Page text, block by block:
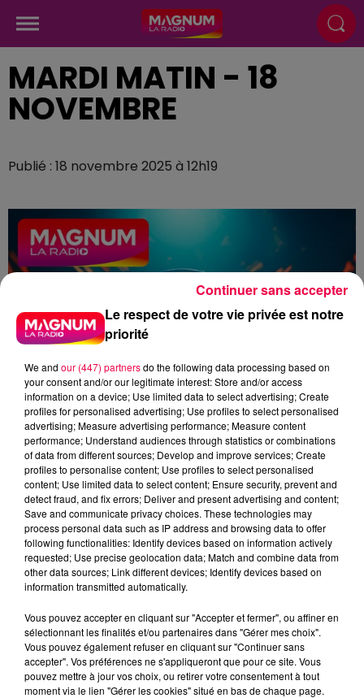
MARDI MATIN - 18
NOVEMBRE
Publié : 18 novembre 2025 à 12h19
podcasts/2025/11/12h-8.mp3
Le respect de votre vie privée est notre
priorité
We and our (447) partnersdo the following data processing based on
your consent and/or our legitimate interest: Store and/or access
information on a device; Use limited data to select advertising; Create
profiles for personalised advertising; Use profiles to select personalised
advertising; Measure advertising performance; Measure content
performance; Understand audiences through statistics or combinations
of data from different sources; Develop and improve services; Create
profiles to personalise content; Use profiles to select personalised
content; Use limited data to select content; Ensure security, prevent and
detect fraud, and fix errors; Deliver and present advertising and content;
Save and communicate privacy choices. These technologies may
process personal data such as IP address and browsing data to offer
following functionalities: Identify devices based on information actively
requested; Use precise geolocation data; Match and combine data from
other data sources; Link different devices; Identify devices based on
information transmitted automatically.
Vous pouvez accepter en cliquant sur "Accepter et fermer", ou affiner en
sélectionnant les finalités et/ou partenaires dans "Gérer mes choix".
Vous pouvez également refuser en cliquant sur "Continuer sans
accepter". Vos préférences ne s'appliqueront que pour ce site. Vous
pouvez mettre à jour vos choix, ou retirer votre consentement à tout
moment via le lien "Gérer les cookies" situé en bas de chaque page.
Continuer sans accepter